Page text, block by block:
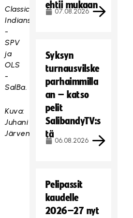
Classic,
Indians
-
SPV
ja
OLS
-
SalBa.
Kuva:
Juhani
Järvenpää
ehtii mukaan
07.08.2026
Syksyn
turnausvilske
parhaimmilla
an – katso
pelit
SalibandyTV:s
tä
06.08.2026
Pelipassit
kaudelle
2026–27 nyt